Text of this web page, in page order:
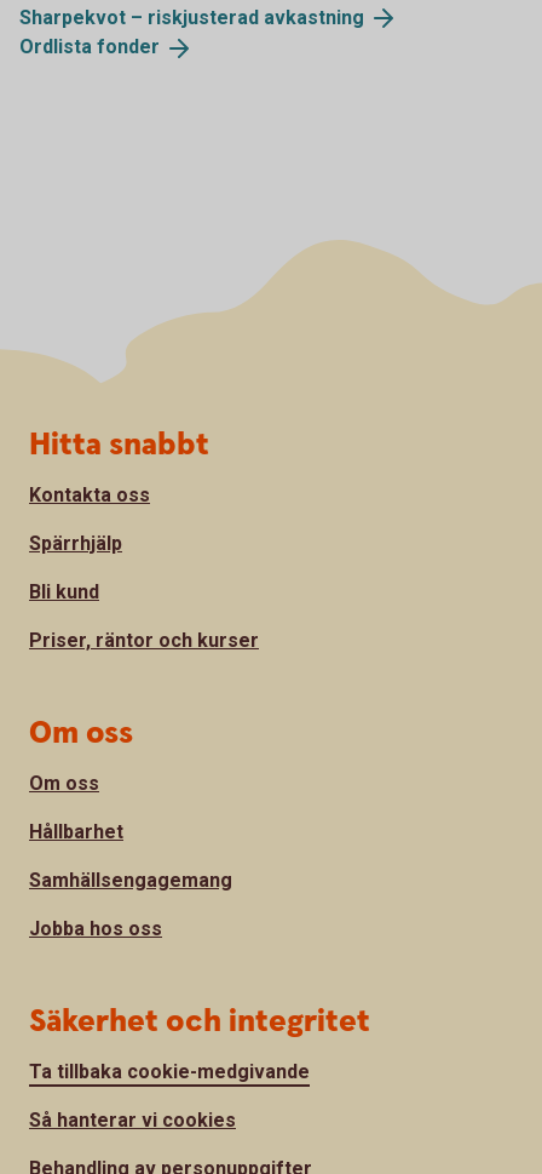
Sharpekvot – riskjusterad avkastning
Ordlista fonder
Sidfot
Hitta snabbt
Kontakta oss
Spärrhjälp
Bli kund
Priser, räntor och kurser
Om oss
Om oss
Hållbarhet
Samhällsengagemang
Jobba hos oss
Säkerhet och integritet
Ta tillbaka cookie-medgivande
Så hanterar vi cookies
Behandling av personuppgifter